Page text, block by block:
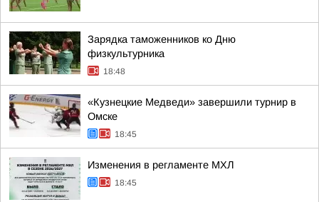
Зарядка таможенников ко Дню
физкультурника
18:48
«Кузнецкие Медведи» завершили турнир в
Омске
18:45
Изменения в регламенте МХЛ
18:45